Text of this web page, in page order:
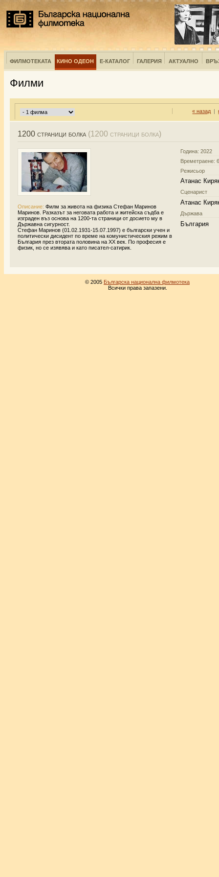
ФИЛМОТЕКАТА КИНО ОДЕОН Е-КАТАЛОГ ГАЛЕРИЯ АКТУАЛНО
Филми
« назад |
1200 страници болка (1200 страници болка)
Описание: Филм за живота на физика Стефан Маринов
Маринов. Разказът за неговата работа и житейска съдба е
изграден въз основа на 1200-та страници от досието му в
Държавна сигурност.
Стефан Маринов (01.02.1931-15.07.1997) е български учен и
политически дисидент по време на комунистическия режим в
България през втората половина на XX век. По професия е
физик, но се изявява и като писател-сатирик.
Година: 2022
Времетраене:
Режисьор
Атанас
Сценарист
Атанас
Държава
България
© 2005 Българска национална филмотека
Всички права запазени.